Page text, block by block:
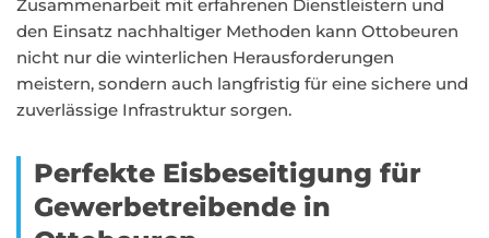
Zusammenarbeit mit erfahrenen Dienstleistern und
den Einsatz nachhaltiger Methoden kann Ottobeuren
nicht nur die winterlichen Herausforderungen
meistern, sondern auch langfristig für eine sichere und
zuverlässige Infrastruktur sorgen.
Perfekte Eisbeseitigung für
Gewerbetreibende in